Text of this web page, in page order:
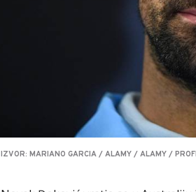
IZVOR: MARIANO GARCIA / ALAMY / ALAMY /